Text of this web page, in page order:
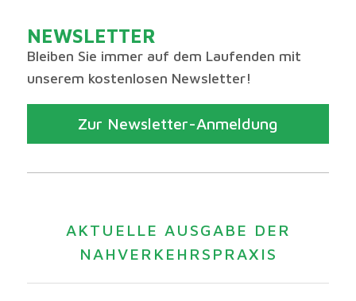
NEWSLETTER
Bleiben Sie immer auf dem Laufenden mit
unserem kostenlosen Newsletter!
Zur Newsletter-Anmeldung
AKTUELLE AUSGABE DER
NAHVERKEHRSPRAXIS